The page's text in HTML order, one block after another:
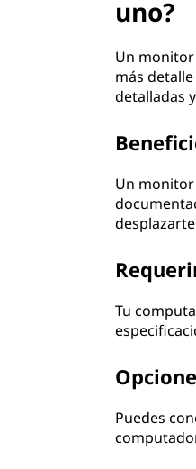
uno?
Un monitor
más
detalladas
Un
Tu
Puedes